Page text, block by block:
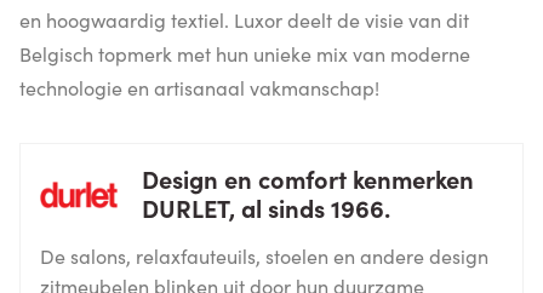
en hoogwaardig textiel. Luxor deelt de visie van dit
Belgisch topmerk met hun unieke mix van moderne
technologie en artisanaal vakmanschap!
Design en comfort kenmerken
DURLET, al sinds 1966.
De salons, relaxfauteuils, stoelen en andere design
zitmeubelen blinken uit door hun duurzame